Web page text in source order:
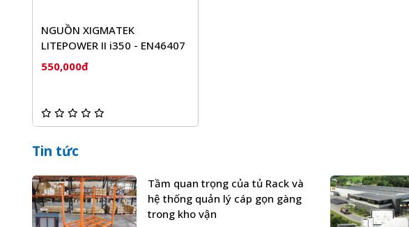
NGUỒN XIGMATEK
LITEPOWER II i350 - EN46407
550,000đ
Tin tức
Tầm quan trọng của tủ Rack và
hệ thống quản lý cáp gọn gàng
trong kho vận